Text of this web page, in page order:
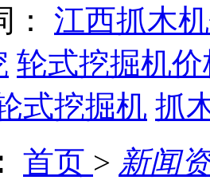
： 江西抓木
轮式挖掘机
式挖掘机 抓
首页 > 新闻